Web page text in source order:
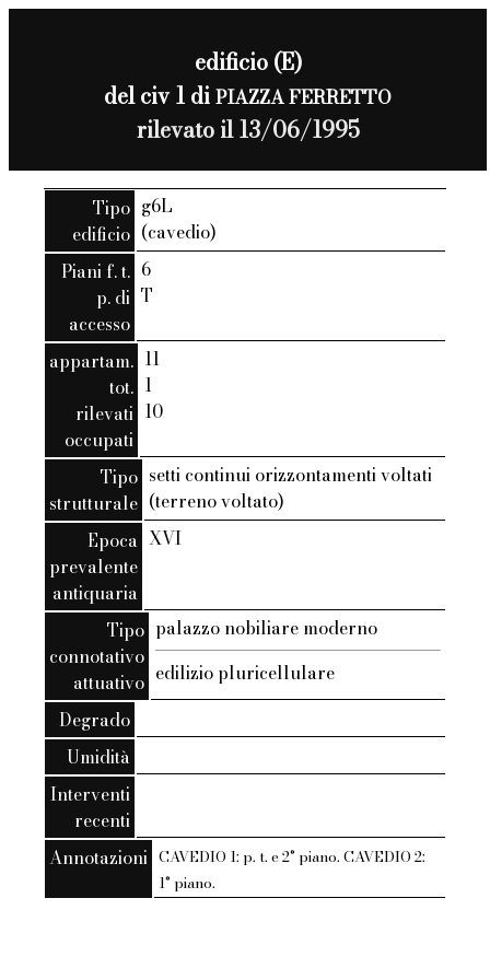
edificio (E)
del civ 1 diPIAZZA FERRETTO
rilevato il 13/06/1995
Tipo
edificio
g6L
(cavedio)
Piani f. t.
p. di
accesso
6
T
appartam.
tot.
rilevati
occupati
11
1
10
Tipo
strutturale
setti continui orizzontamenti voltati
(terreno voltato)
Epoca
prevalente
antiquaria
XVI
Tipo
connotativo
attuativo
palazzo nobiliare moderno
edilizio pluricellulare
Degrado
Umidità
Interventi
recenti
Annotazioni CAVEDIO 1: p. t. e 2° piano. CAVEDIO 2:
1° piano.